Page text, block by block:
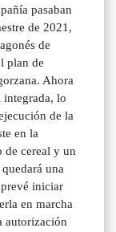
pasaban
de 2021,
de
plan de
Ahora
integrada, lo
de la
en la
de cereal y un
una
iniciar
en marcha
autorización